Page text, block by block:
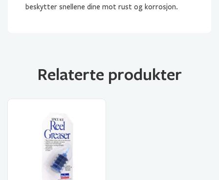
beskytter snellene dine mot rust og korrosjon.
Relaterte produkter